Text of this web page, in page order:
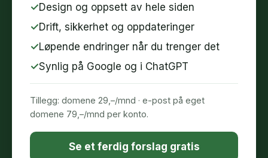
✓Design og oppsett av hele siden
✓Drift, sikkerhet og oppdateringer
✓Løpende endringer når du trenger det
✓Synlig på Google og i ChatGPT
Tillegg: domene 29,–/mnd · e-post på eget
domene 79,–/mnd per konto.
Se et ferdig forslag gratis